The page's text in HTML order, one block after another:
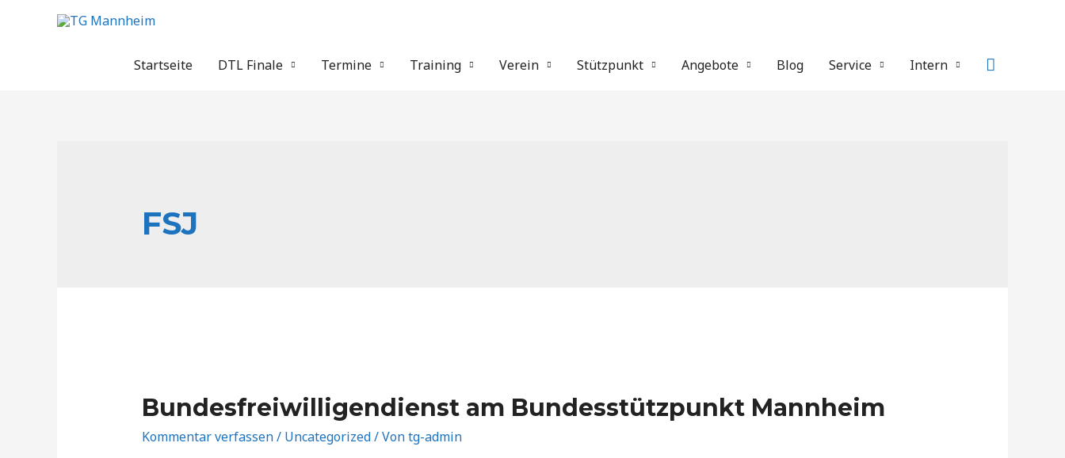
Startseite
DTL Finale Termine Training Verein Stützpunkt Angebote Blog Service Intern Suche
FSJ
Bundesfreiwilligendienst am Bundesstützpunkt Mannheim
Kommentar verfassen/ Uncategorized/ Vontg-admin